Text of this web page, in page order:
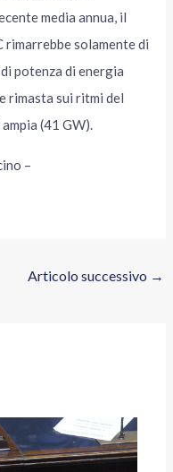
media annua, il
solamente di
potenza di energia
rimasta sui ritmi del
(41 GW).
–
Articolo successivo →